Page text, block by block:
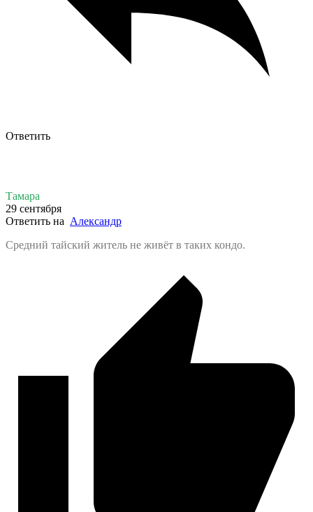
Ответить
Тамара
29 сентября
Ответить на Александр
Средний тайский житель не живёт в таких кондо.